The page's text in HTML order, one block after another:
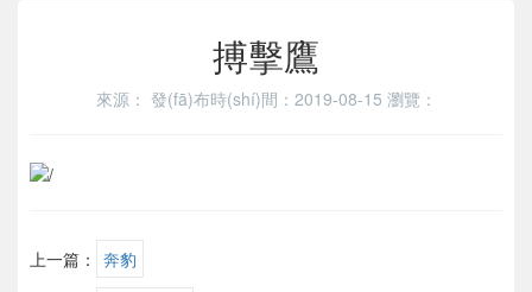
搏擊鷹
來源： 發(fā)布時(shí)間：2019-08-15 瀏覽：
上一篇： 奔豹